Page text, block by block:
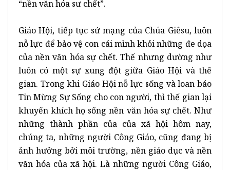
“nền văn hóa sư chết”.
Giáo Hội, tiếp tục sứ mạng của Chúa Giêsu, luôn
nỗ lực để bảo vệ con cái mình khỏi những đe dọa
của nền văn hóa sự chết. Thế nhưng dường như
luôn có một sự xung đột giữa Giáo Hội và thế
gian. Trong khi Giáo Hội nỗ lực sống và loan báo
Tin Mừng Sự Sống cho con người, thì thế gian lại
khuyến khích họ sống nền văn hóa sự chết. Như
những thành phần của của xã hội hôm nay,
chúng ta, những người Công Giáo, cũng đang bị
ảnh hưởng bởi môi trường, nền giáo dục và nền
văn hóa của xã hội. Là những người Công Giáo,